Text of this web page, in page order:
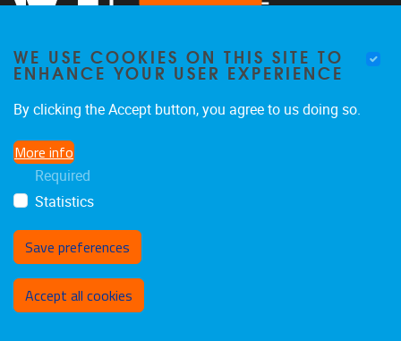
WE USE COOKIES ON THIS SITE TO
ENHANCE YOUR USER EXPERIENCE
By clicking the Accept button, you agree to us doing so.
More info
Required
Statistics
Save preferences
Accept all cookies